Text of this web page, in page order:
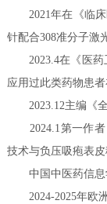
2021年在《临床
针配合308准分子激
2023.4在《医药
应用过此类药物患
2023.12主编《全
2024.1第一作者
技术与负压吸疱表
中国中医药信息
2024-2025年欧洲